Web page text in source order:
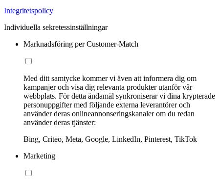
Integritetspolicy
Individuella sekretessinställningar
Marknadsföring per Customer-Match
Med ditt samtycke kommer vi även att informera dig om
kampanjer och visa dig relevanta produkter utanför vår
webbplats. För detta ändamål synkroniserar vi dina krypterade
personuppgifter med följande externa leverantörer och
använder deras onlineannonseringskanaler om du redan
använder deras tjänster:
Bing, Criteo, Meta, Google, LinkedIn, Pinterest, TikTok
Marketing